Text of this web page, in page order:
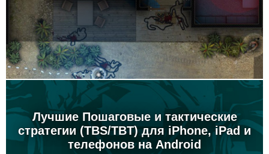
Лучшие Пошаговые и тактические
стратегии (TBS/TBT) для iPhone, iPad и
телефонов на Android